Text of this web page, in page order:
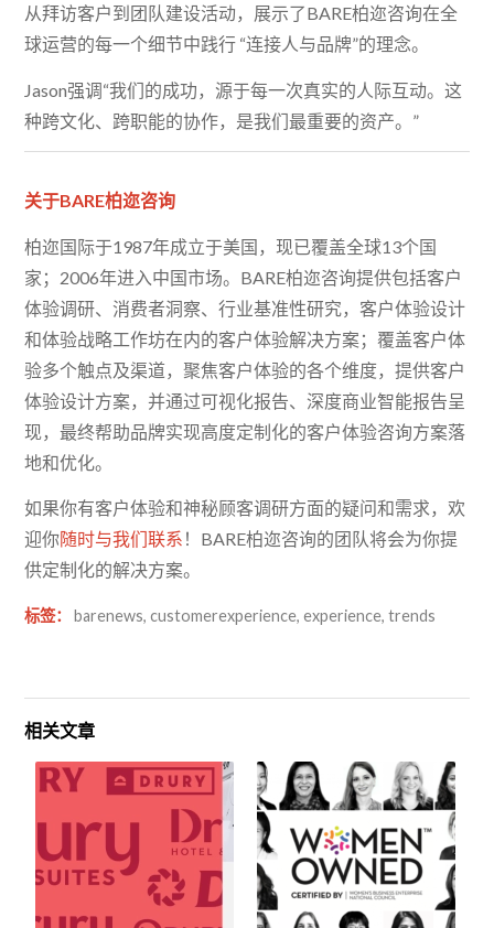
从拜访客户到团队建设活动，展示了BARE柏迩咨询在全
球运营的每一个细节中践行 “连接人与品牌”的理念。
Jason强调“我们的成功，源于每一次真实的人际互动。这
种跨文化、跨职能的协作，是我们最重要的资产。”
关于BARE柏迩咨询
柏迩国际于1987年成立于美国，现已覆盖全球13个国
家；2006年进入中国市场。BARE柏迩咨询提供包括客户
体验调研、消费者洞察、行业基准性研究，客户体验设计
和体验战略工作坊在内的客户体验解决方案；覆盖客户体
验多个触点及渠道，聚焦客户体验的各个维度，提供客户
体验设计方案，并通过可视化报告、深度商业智能报告呈
现，最终帮助品牌实现高度定制化的客户体验咨询方案落
地和优化。
如果你有客户体验和神秘顾客调研方面的疑问和需求，欢
迎你随时与我们联系 ！BARE柏迩咨询的团队将会为你提
供定制化的解决方案。
标签： barenews,customerexperience,experience,trends
相关文章